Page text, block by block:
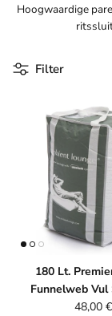
Hoogwaardige
Filter
180 Lt.
Funnelweb Vul
48,00 €